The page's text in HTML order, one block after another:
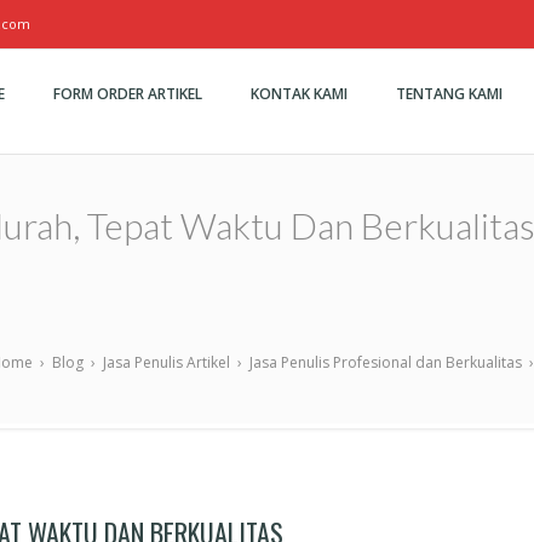
FORM ORDER ARTIKEL KONTAK KAMI TENTANG KAMI
Tepat Waktu Dan Berkualitas
› Blog › Jasa Penulis Artikel › Jasa Penulis Profesional dan Berkualitas ›
WAKTU DAN BERKUALITAS